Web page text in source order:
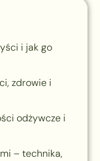
i jak go
zdrowie i
odżywcze i
– technika,